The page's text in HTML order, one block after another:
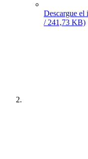
Descargue el
/ 241,73 KB)